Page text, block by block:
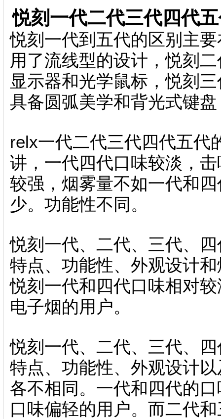
悦刻一代二代三代四代
悦刻一代到五代的区别主
用了流线型的设计，悦刻
显示器和光学鼠标，悦刻
具备圆弧美学和背光式键
relx一代二代三代四代五代
讲，一代四代口味较淡，
较强，烟雾量不如一代和
少。功能性不同。
悦刻一代、二代、三代、
特点、功能性、外观设计
悦刻一代和四代口味相对
电子烟的用户。
悦刻一代、二代、三代、
特点、功能性、外观设计
各不相同。一代和四代的
口味偏轻的用户。而二代